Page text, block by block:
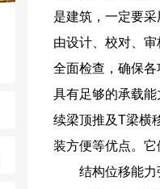
是建筑，一定要
由设计、校对、
全面检查，确保
具有足够的承载
续梁顶推及T梁横
装方便等优点。
结构位移能力